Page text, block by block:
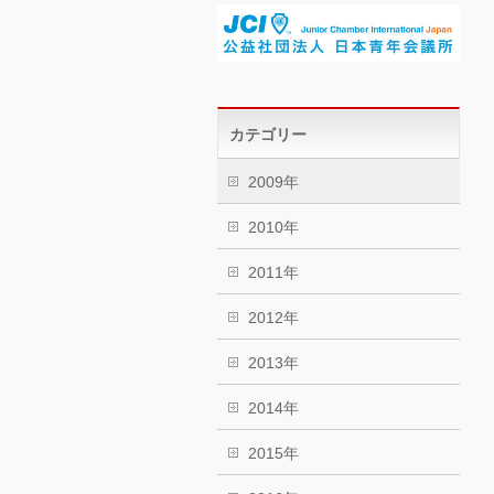
カテゴリー
2009年
2010年
2011年
2012年
2013年
2014年
2015年